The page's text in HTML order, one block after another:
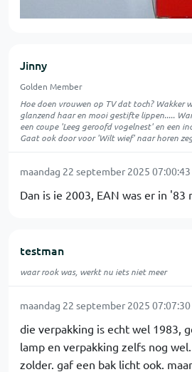
Jinny
Golden Member
Hoe doen vrouwen op TV dat toch? Wakker
glanzend haar en mooi gestifte lippen.....
een coupe 'Leeg geroofd vogelnest' en een
Gaat ook door voor 'Wilt wief' naar horen
maandag 22 september 2025 07:00:43
Dan is ie 2003, EAN was er in '83
testman
waar rook was, werkt nu iets niet meer
maandag 22 september 2025 07:07:30
die verpakking is echt wel 1983,
lamp en verpakking zelfs nog
zolder. gaf een bak licht ook.